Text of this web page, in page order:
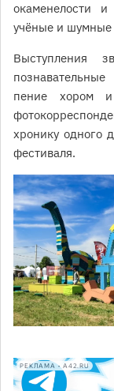
окаменелости
учёные и
Выступления
пение хором
хронику одного
фестиваля.
РЕКЛАМА • A42.RU